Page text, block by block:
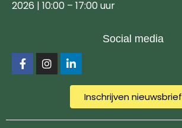
2026 | 10:00 – 17:00 uur
Social media
Inschrijven nieuwsbrief